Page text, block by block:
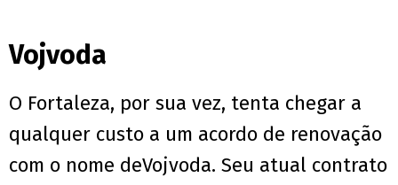
Vojvoda
O Fortaleza, por sua vez, tenta chegar a
qualquer custo a um acordo de renovação
com o nome deVojvoda. Seu atual contrato